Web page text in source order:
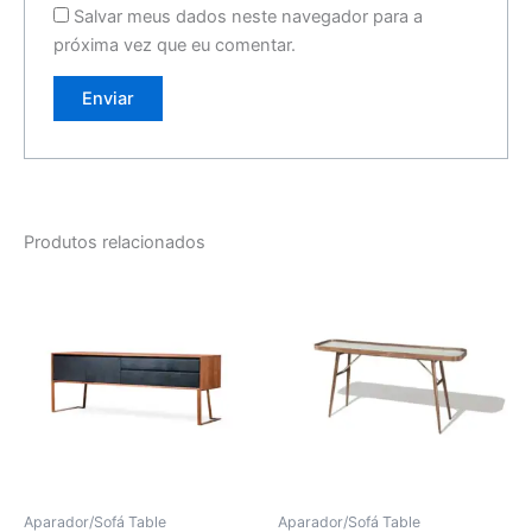
Salvar meus dados neste navegador para a
próxima vez que eu comentar.
Produtos relacionados
Aparador/Sofá Table Aparador/Sofá Table